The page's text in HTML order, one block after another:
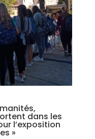
dans les
l’exposition
»